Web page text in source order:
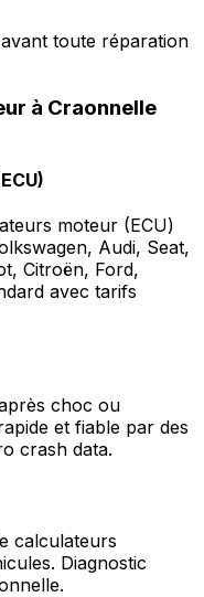
toute réparation
à Craonnelle
moteur (ECU)
Audi, Seat,
Citroën, Ford,
avec tarifs
choc ou
et fiable par des
crash data.
calculateurs
Diagnostic